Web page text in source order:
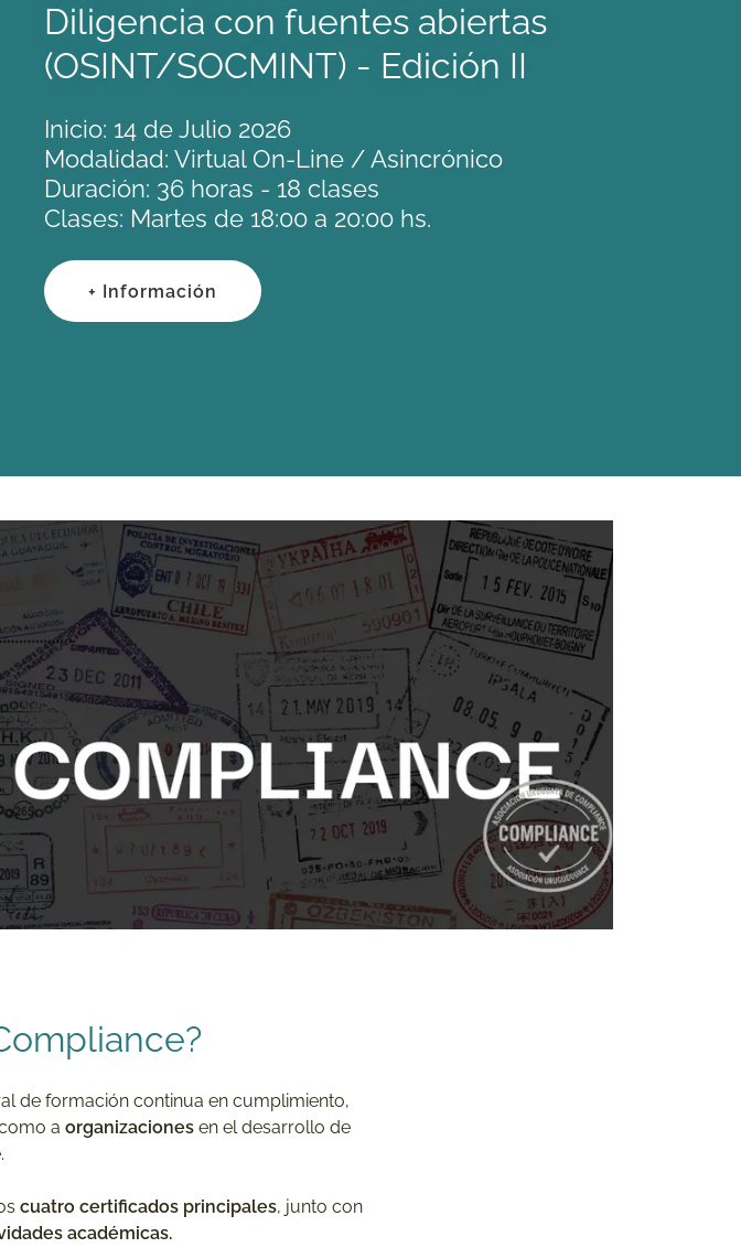
Diligencia con fuentes abiertas
(OSINT/SOCMINT) - Edición II
Inicio: 14 de Julio 2026
Modalidad: Virtual On-Line / Asincrónico
Duración: 36 horas - 18 clases
Clases: Martes de 18:00 a 20:00 hs.
+ Información
de formación continua en cumplimiento,
aorganizaciones en el desarrollo de
cuatro certificados principales, junto con
académicas.